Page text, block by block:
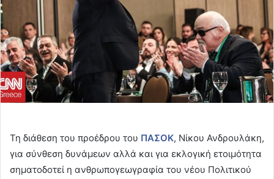
Τη διάθεση του προέδρου του ΠΑΣΟΚ, Νίκου Ανδρουλάκη,
για σύνθεση δυνάμεων αλλά και για εκλογική ετοιμότητα
σηματοδοτεί η ανθρωπογεωγραφία του νέου Πολιτικού